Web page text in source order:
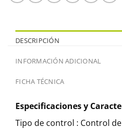
DESCRIPCIÓN
INFORMACIÓN ADICIONAL
FICHA TÉCNICA
Especificaciones y
Tipo de control : Control